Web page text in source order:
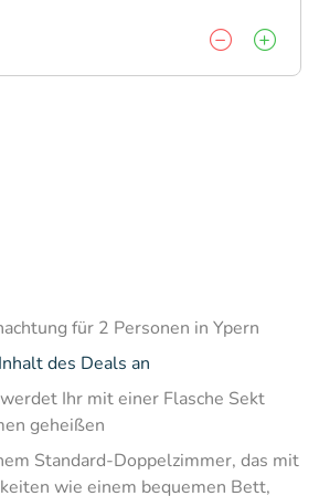
für 2 Personen in Ypern
des Deals an
Ihr mit einer Flasche Sekt
geheißen
Standard-Doppelzimmer, das mit
wie einem bequemen Bett,